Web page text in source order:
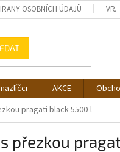
OSOBNÍCH ÚDAJŮ
AKCE
pragati black 5500-l
přezkou